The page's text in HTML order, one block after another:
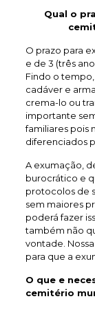
Qual o
O prazo para
e de 3 (três
Findo o
cadáver e
crema-lo ou
importante
familiares pois
diferenciados
A exumação,
burocrático e
protocolos de
sem maiores
poderá fazer
também não
vontade.
para que a
O que e
cemitério